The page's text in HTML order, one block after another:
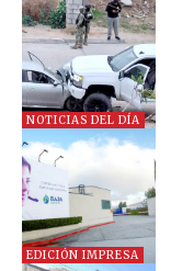
NOTICIAS DEL DÍA
EDICIÓN IMPRESA